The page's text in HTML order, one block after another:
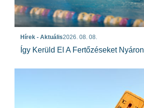
Hírek - Aktuális2026. 08. 08.
Így Kerüld El A Fertőzéseket Nyáron